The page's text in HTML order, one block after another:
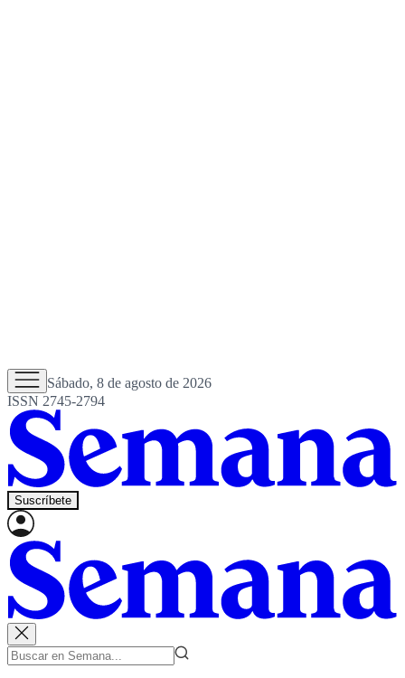
Sábado, 8 de agosto de 2026
ISSN 2745-2794
Suscríbete